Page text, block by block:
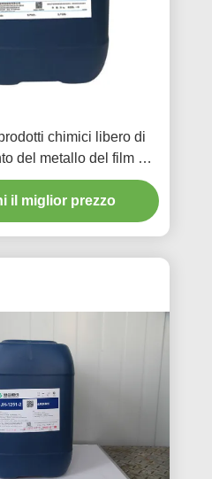
chimici libero di
del metallo del film del
per le parti di
alluminio
il miglior prezzo